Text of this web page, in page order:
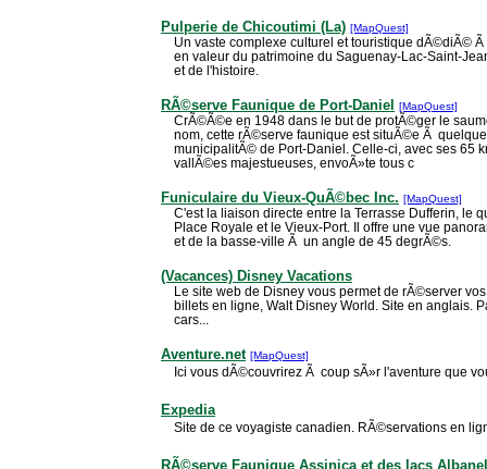
Pulperie de Chicoutimi (La) [MapQuest]
Un vaste complexe culturel et touristique dÃ©diÃ©
en valeur du patrimoine du Saguenay-Lac-Saint-
et de l'histoire.
RÃ©serve Faunique de Port-Daniel [MapQuest]
CrÃ©Ã©e en 1948 dans le but de protÃ©ger le
nom, cette rÃ©serve faunique est situÃ©e Ã
municipalitÃ© de Port-Daniel. Celle-ci, avec ses 65
vallÃ©es majestueuses, envoÃ»te tous c
Funiculaire du Vieux-QuÃ©bec Inc. [MapQuest]
C'est la liaison directe entre la Terrasse Dufferin, le
Place Royale et le Vieux-Port. Il offre une vue
et de la basse-ville Ã un angle de 45 degrÃ©s.
(Vacances) Disney Vacations
Le site web de Disney vous permet de rÃ©server
billets en ligne, Walt Disney World. Site en anglais.
cars...
Aventure.net [MapQuest]
Ici vous dÃ©couvrirez Ã coup sÃ»r l'aventure que
Expedia
Site de ce voyagiste canadien. RÃ©servations en
RÃ©serve Faunique Assinica et des lacs